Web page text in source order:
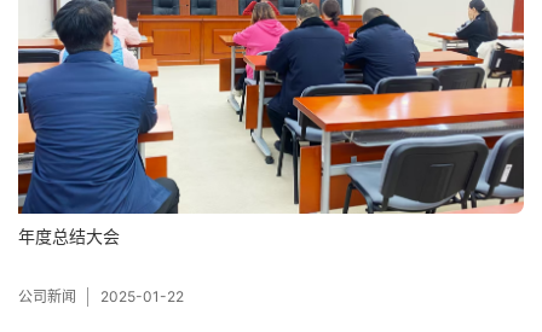
年度总结大会
公司新闻 2025-01-22